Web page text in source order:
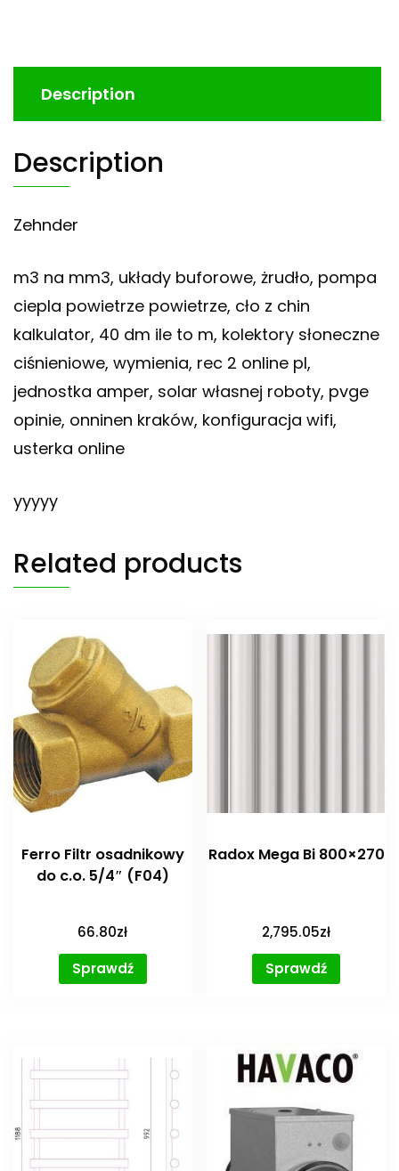
Description
Description
Zehnder
m3 na mm3, układy buforowe, żrudło, pompa
ciepla powietrze powietrze, cło z chin
kalkulator, 40 dm ile to m, kolektory słoneczne
ciśnieniowe, wymienia, rec 2 online pl,
jednostka amper, solar własnej roboty, pvge
opinie, onninen kraków, konfiguracja wifi,
usterka online
yyyyy
Related products
Ferro Filtr osadnikowy
do c.o. 5/4″ (F04)
66.80zł
Sprawdź
Radox Mega Bi 800×270
2,795.05zł
Sprawdź